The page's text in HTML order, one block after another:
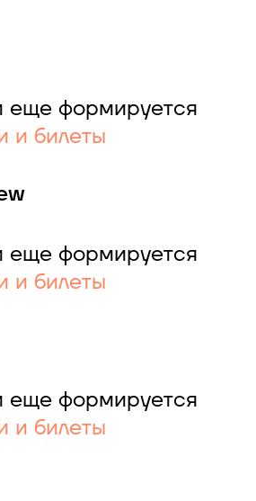
еще формируется
и билеты
еще формируется
и билеты
еще формируется
и билеты